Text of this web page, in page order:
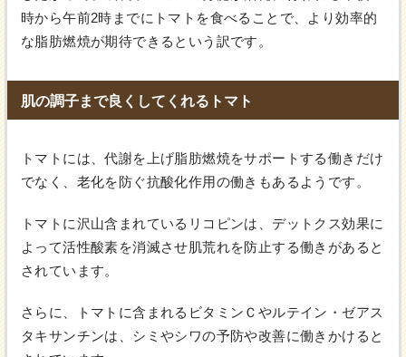
時から午前2時までにトマトを食べることで、より効率的
な脂肪燃焼が期待できるという訳です。
肌の調子まで良くしてくれるトマト
トマトには、代謝を上げ脂肪燃焼をサポートする働きだけ
でなく、老化を防ぐ抗酸化作用の働きもあるようです。
トマトに沢山含まれているリコピンは、デットクス効果に
よって活性酸素を消滅させ肌荒れを防止する働きがあると
されています。
さらに、トマトに含まれるビタミンＣやルテイン・ゼアス
タキサンチンは、シミやシワの予防や改善に働きかけると